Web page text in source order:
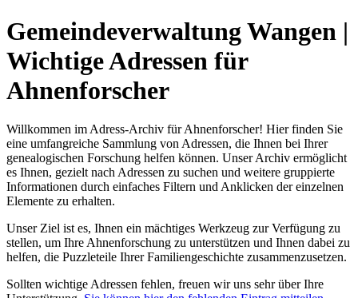
Gemeindeverwaltung Wangen |
Wichtige Adressen für
Ahnenforscher
Willkommen im Adress-Archiv für Ahnenforscher! Hier finden Sie
eine umfangreiche Sammlung von Adressen, die Ihnen bei Ihrer
genealogischen Forschung helfen können. Unser Archiv ermöglicht
es Ihnen, gezielt nach Adressen zu suchen und weitere gruppierte
Informationen durch einfaches Filtern und Anklicken der einzelnen
Elemente zu erhalten.
Unser Ziel ist es, Ihnen ein mächtiges Werkzeug zur Verfügung zu
stellen, um Ihre Ahnenforschung zu unterstützen und Ihnen dabei zu
helfen, die Puzzleteile Ihrer Familiengeschichte zusammenzusetzen.
Sollten wichtige Adressen fehlen, freuen wir uns sehr über Ihre